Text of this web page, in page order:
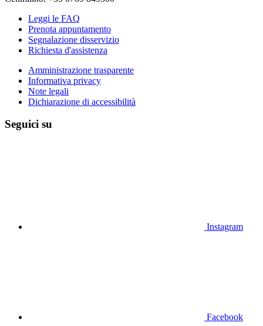
Leggi le FAQ
Prenota appuntamento
Segnalazione disservizio
Richiesta d'assistenza
Amministrazione trasparente
Informativa privacy
Note legali
Dichiarazione di accessibilità
Seguici su
Instagram
Facebook